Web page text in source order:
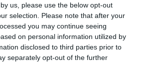
us, please use the below opt-out
selection. Please note that after your
you may continue seeing
on personal information utilized by
disclosed to third parties prior to
separately opt-out of the further